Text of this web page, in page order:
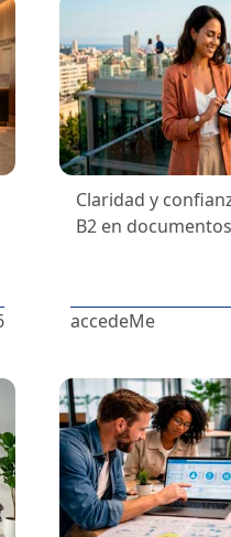
Claridad y
B2 en
accedeMe